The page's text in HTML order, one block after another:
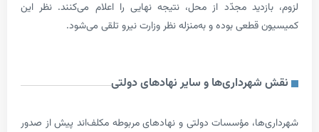
مجدّد از محل، نتیجه نهایی را اعلام می‌کنند. نظر این
بوده و به‌منزله نظر وزارت نیرو تلقی می‌شود.
و سایر نهادهای دولتی
مؤسسات دولتی و نهادهای مربوطه مکلف‌اند پیش از صدور